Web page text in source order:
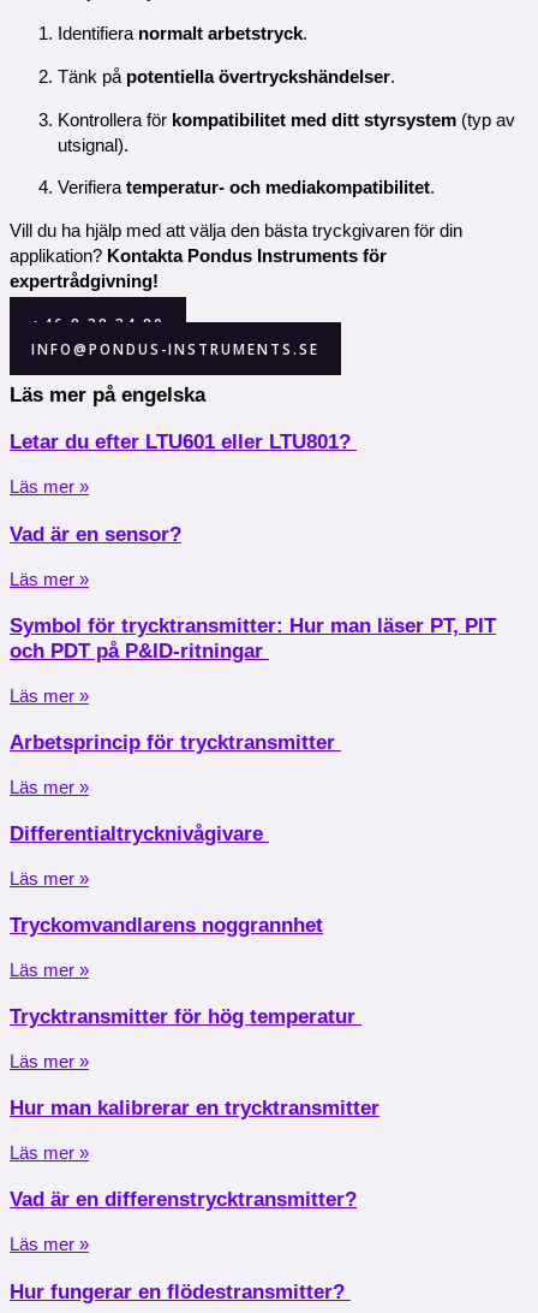
Identifiera normalt arbetstryck.
Tänk på potentiella övertryckshändelser.
Kontrollera för kompatibilitet med ditt styrsystem (typ av
utsignal).
Verifiera temperatur- och mediakompatibilitet.
Vill du ha hjälp med att välja den bästa tryckgivaren för din
applikation? Kontakta Pondus Instruments för
expertrådgivning!
+46 8 38 34 80
INFO@PONDUS-INSTRUMENTS.SE
Läs mer på engelska
Letar du efter LTU601 eller LTU801?
Läs mer »
Vad är en sensor?
Läs mer »
Symbol för trycktransmitter: Hur man läser PT, PIT
och PDT på P&ID-ritningar
Läs mer »
Arbetsprincip för trycktransmitter
Läs mer »
Differentialtrycknivågivare
Läs mer »
Tryckomvandlarens noggrannhet
Läs mer »
Trycktransmitter för hög temperatur
Läs mer »
Hur man kalibrerar en trycktransmitter
Läs mer »
Vad är en differenstrycktransmitter?
Läs mer »
Hur fungerar en flödestransmitter?